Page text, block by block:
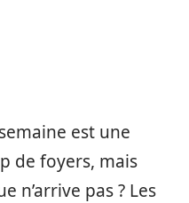
est une
de foyers, mais
n’arrive pas ? Les